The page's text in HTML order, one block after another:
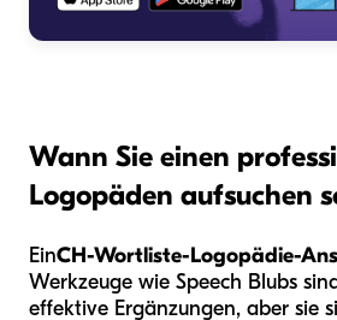
Wann Sie einen
Logopäden aufsuchen
EinCH-Wortliste-Logopädie-
Werkzeuge wie Speech Blubs
effektive Ergänzungen, aber sie